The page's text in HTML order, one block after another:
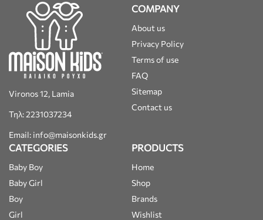
Vironos 12, Lamia
Τηλ: 2231037234
Email: info@maisonkids.gr
COMPANY
About us
Privacy Policy
Terms of use
FAQ
Sitemap
Contact us
CATEGORIES
Baby Boy
Baby Girl
Boy
Girl
PRODUCTS
Home
Shop
Brands
Wishlist